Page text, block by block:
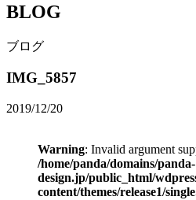
BLOG
ブログ
IMG_5857
2019/12/20
Warning: Invalid argument
/home/panda/domains/panda-
design.jp/public_html/
content/themes/release1/